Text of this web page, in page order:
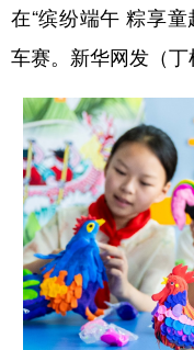
在“缤纷端午 粽享
车赛。新华网发（丁